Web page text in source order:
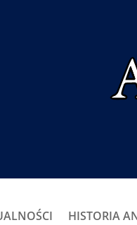
HISTORIA